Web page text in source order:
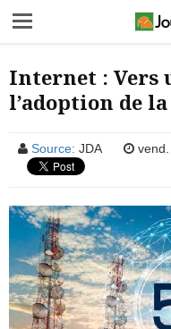
Internet : Vers
l’adoption de la
Source: JDA